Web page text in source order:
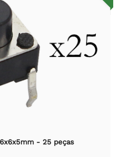
- 25 peças